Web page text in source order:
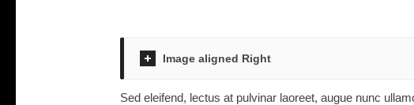
Image aligned Right
Sed eleifend, lectus at pulvinar laoreet, augue nunc